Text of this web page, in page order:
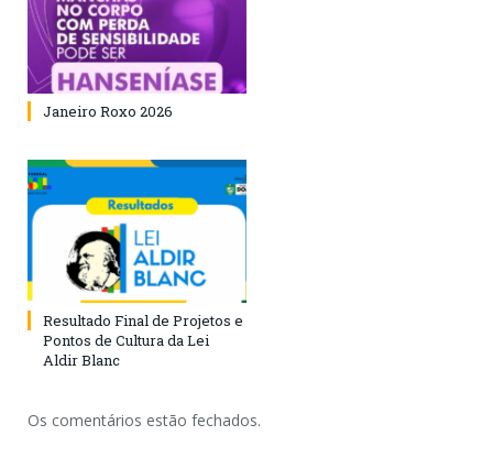
Janeiro Roxo 2026
Resultado Final de Projetos e
Pontos de Cultura da Lei
Aldir Blanc
Os comentários estão fechados.